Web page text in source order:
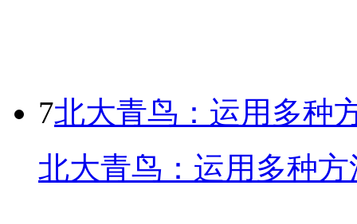
7北大青鸟：运用多种
北大青鸟：运用多种